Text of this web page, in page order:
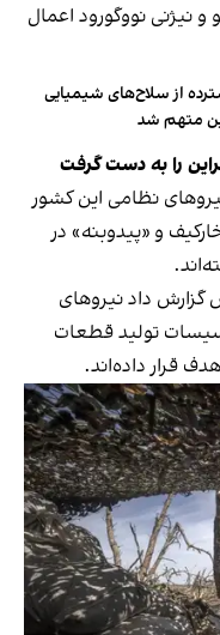
و نیژنی نووگورود اعمال
از سلاح‌های شیمیایی
متهم شد
را به دست گرفت
نظامی این کشور
و «پیدوبنه» در
گزارش داد نیروهای
تولید قطعات
قرار داده‌اند.